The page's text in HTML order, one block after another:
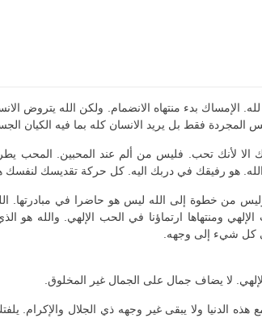
الإمساك بدء منتهاه الانضمام. ولكن الله يتروض
المجردة فقط بل يريد الانسان كله بما فيه الكيان
لأنك تحب. فليس من ألم عند المحبين. المحب
هو رفيقك في دربك اليه. كل حركة تقديسك لنفسك
من خطوة إلى الله ليس هو حاضرا في مبادرتها.
ومنتهاها ارتماؤنا في الحب الإلهي. والله هو
كل شيء إلى وجهه.
لا يضاف جمال على الجمال غير المخلوق.
الدنيا ولا يبقى غير وجهه ذي الجلال والإكرام.